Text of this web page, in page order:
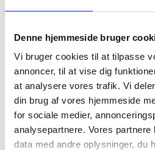
Denne hjemmeside bruger
Vi bruger cookies til at tilpasse
annoncer, til at vise dig
at analysere vores trafik. Vi
din brug af vores hjemmeside
for sociale medier,
analysepartnere. Vores
data med andre oplysninger, du
Siden 2005 har firmaet været
ALFAGOMMA GROUP, der er
førende globale producenter
og industrielle slanger.
Pr. 11/9-23 er Lauritz
udnævnt som servicecenter
Læs hele
Det tætte samarbejde